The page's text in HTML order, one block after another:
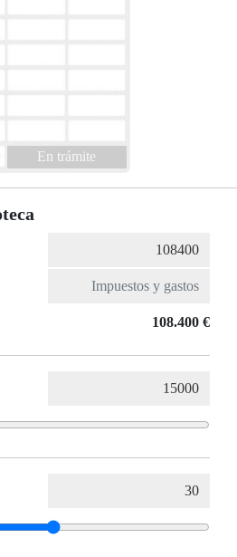
En trámite
108.400 €